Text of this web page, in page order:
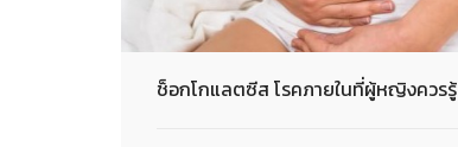
ช็อกโกแลตซีส โรคภายในที่ผู้หญิงควรรู้